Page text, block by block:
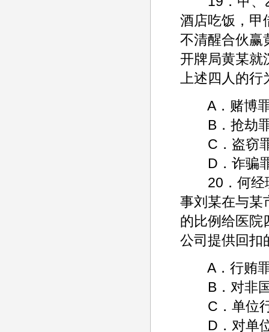
酒店吃饭，甲
不清醒合伙赢
开牌局黄某就
上述四人的
A．赌博
B．抢劫
C．盗窃
D．诈骗
20．何经理
事刘某在与某
的比例给医院
公司提供回扣
A．行贿
B．对非国
C．单位
D．对单